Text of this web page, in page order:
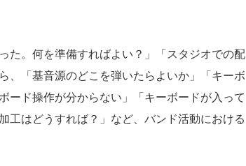
た。何を準備すればよい？」「スタジオでの配
、「基音源のどこを弾いたらよいか」「キーボ
ード操作が分からない」「キーボードが入って
工はどうすれば？」など、バンド活動における